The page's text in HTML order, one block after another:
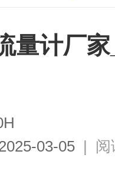
量计厂
03-05 | 阅